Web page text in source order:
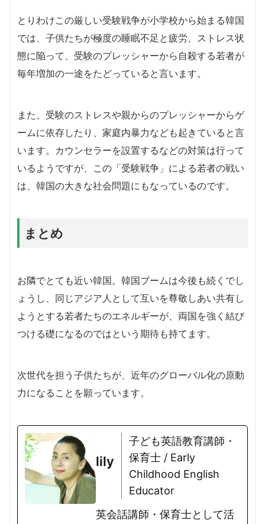
とりわけこの厳しい受験戦争が小学校から始まる韓国
では、子供たちが極度の睡眠不足と疲労、ストレス状
態に陥って、受験のプレッシャーから自殺する若者が
毎年増加の一途をたどっていると言います。
また、受験のストレスや親からのプレッシャーからゲ
ームに依存したり、家庭内暴力なども起きていると言
います。カウンセラーを設置するなどの対策は行って
いるようですが、この「受験戦争」による若者の戦い
は、韓国の大きな社会問題にもなっているのです。
まとめ
お隣でとても近い韓国。韓国ブームは今後も続くでし
ょうし、同じアジア人として互いを尊敬しあい共有し
ようとする若者たちのエネルギーが、両国を強く結び
つける礎になるのではという期待も持てます。
次世代を担う子供たちが、近年のグローバル化の原動
力になることを願っています。
lily
子ども英語教育講師・
保育士 / Early
Childhood English
Educator
英会話講師・保育士として活